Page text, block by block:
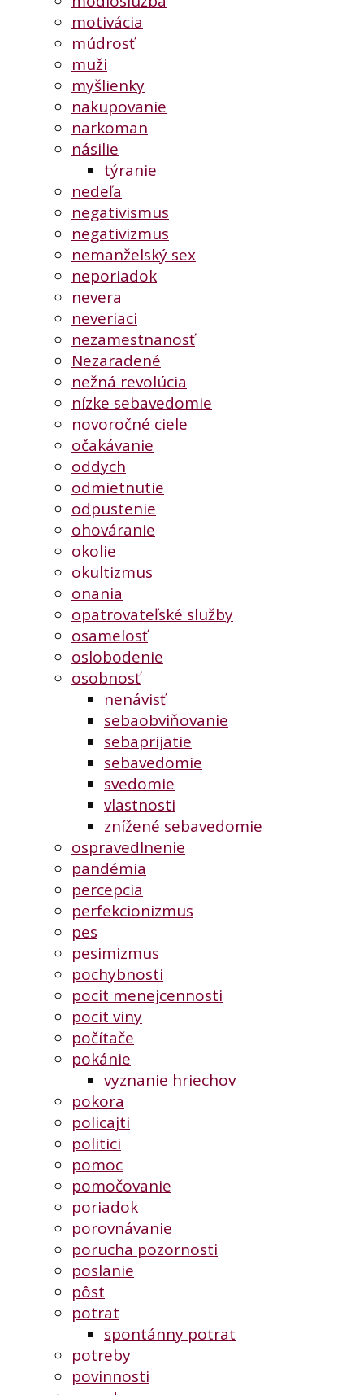
motivácia
múdrosť
muži
myšlienky
nakupovanie
narkoman
násilie
týranie
nedeľa
negativismus
negativizmus
nemanželský sex
neporiadok
nevera
neveriaci
nezamestnanosť
Nezaradené
nežná revolúcia
nízke sebavedomie
novoročné ciele
očakávanie
oddych
odmietnutie
odpustenie
ohováranie
okolie
okultizmus
onania
opatrovateľské služby
osamelosť
oslobodenie
osobnosť
nenávisť
sebaobviňovanie
sebaprijatie
sebavedomie
svedomie
vlastnosti
znížené sebavedomie
ospravedlnenie
pandémia
percepcia
perfekcionizmus
pes
pesimizmus
pochybnosti
pocit menejcennosti
pocit viny
počítače
pokánie
vyznanie hriechov
pokora
policajti
politici
pomoc
pomočovanie
poriadok
porovnávanie
porucha pozornosti
poslanie
pôst
potrat
spontánny potrat
potreby
povinnosti